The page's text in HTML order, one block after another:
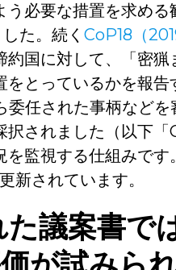
必要な措置を求め
た。続く CoP18（
国に対して、「密
とっているかを報
任された事柄など
されました（以下
監視する仕組みです
新されています。
た議案書で